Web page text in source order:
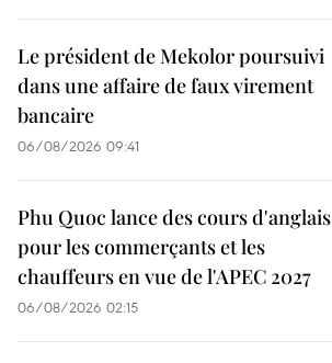
Le président de Mekolor poursuivi
dans une affaire de faux virement
bancaire
06/08/2026 09:41
Phu Quoc lance des cours d'anglais
pour les commerçants et les
chauffeurs en vue de l'APEC 2027
06/08/2026 02:15